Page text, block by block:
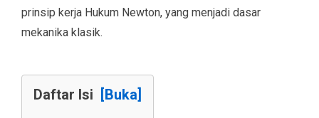
prinsip kerja Hukum Newton, yang menjadi dasar
mekanika klasik.
Daftar Isi [Buka]